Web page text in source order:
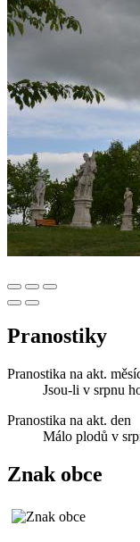
Pranostiky
Pranostika na akt.
Jsou-li v srpnu
Pranostika na akt. den
Málo plodů v
Znak obce